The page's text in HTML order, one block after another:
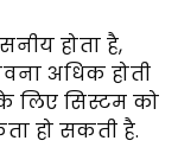
होता है,
अधिक होती
लिए सिस्टम को
हो सकती है.